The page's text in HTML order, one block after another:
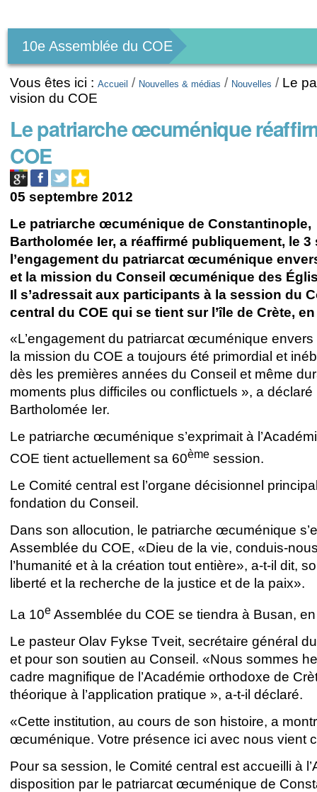
personnels
10e Assemblée du COE
Vous êtes ici : Accueil / Nouvelles & médias / Nouvelles / Le
vision du COE
Le patriarche œcuménique
COE
05 septembre 2012
Le patriarche œcuménique de Constantinople,
Bartholomée Ier, a réaffirmé publiquement, le 3
l’engagement du patriarcat œcuménique
et la mission du Conseil œcuménique des
Il s’adressait aux participants à la session du
central du COE qui se tient sur l’île de Crète,
«L’engagement du patriarcat œcuménique envers
la mission du COE a toujours été primordial et
dès les premières années du Conseil et même
moments plus difficiles ou conflictuels », a déclaré
Bartholomée Ier.
Le patriarche œcuménique s’exprimait à
COE tient actuellement sa 60ème session.
Le Comité central est l’organe décisionnel
fondation du Conseil.
Dans son allocution, le patriarche œcuménique
Assemblée du COE, «Dieu de la vie, conduis-
l’humanité et à la création tout entière», a-t-il dit,
liberté et la recherche de la justice et de la paix».
La 10e Assemblée du COE se tiendra à Busan,
Le pasteur Olav Fykse Tveit, secrétaire général
et pour son soutien au Conseil. «Nous sommes
cadre magnifique de l’Académie orthodoxe de
théorique à l’application pratique », a-t-il déclaré.
«Cette institution, au cours de son histoire, a
œcuménique. Votre présence ici avec nous vient
Pour sa session, le Comité central est accueilli à
disposition par le patriarcat œcuménique de